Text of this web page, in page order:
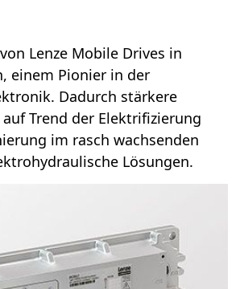
Lenze Mobile Drives in
einem Pionier in der
Dadurch stärkere
Trend der Elektrifizierung
im rasch wachsenden
Lösungen.